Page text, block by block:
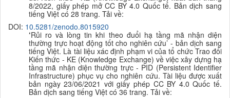
8/2022, giấy phép mở CC BY 4.0 Quốc tế. Bản dịch sang
tiếng Việt có 28 trang. Tải về:
DOI: 10.5281/zenodo.8015920
‘Rủi ro và lòng tin khi theo đuổi hạ tầng mã nhận diện
thường trực hoạt động tốt cho nghiên cứu’ - bản dịch sang
tiếng Việt. Là tài liệu xác định phạm vi của tổ chức Trao đổi
Kiến thức - KE (Knowledge Exchange) về việc xây dựng hạ
tầng mã nhận diện thường trực - PID (Persistent Identifier
Infrastructure) phục vụ cho nghiên cứu. Tài liệu được xuất
bản ngày 23/06/2021 với giấy phép CC BY 4.0 Quốc tế.
Bản dịch sang tiếng Việt có 36 trang. Tải về: